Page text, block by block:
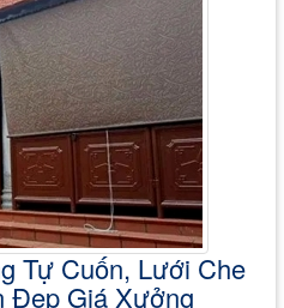
Tự Cuốn, Lưới Che
Đẹp Giá Xưởng